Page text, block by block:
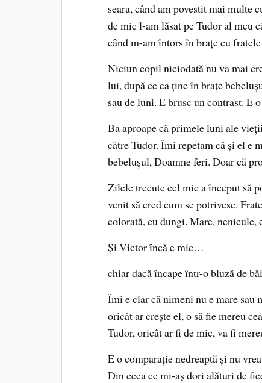
seara, când am povestit mai multe
de mic l-am lăsat pe Tudor al meu
când m-am întors în brațe cu
Niciun copil niciodată nu va mai
lui, după ce ea ține în brațe
sau de luni. E brusc un contrast. E
Ba aproape că primele luni ale
către Tudor. Îmi repetam că și el e
bebelușul, Doamne feri. Doar că
Zilele trecute cel mic a început să
venit să cred cum se potrivesc.
colorată, cu dungi. Mare, nenicule,
Și Victor încă e mic…
chiar dacă încape într-o bluză de
Îmi e clar că nimeni nu e mare sau
oricât ar crește el, o să fie mereu
Tudor, oricât ar fi de mic, va fi
E o comparație nedreaptă și nu
Din ceea ce mi-aș dori alături de